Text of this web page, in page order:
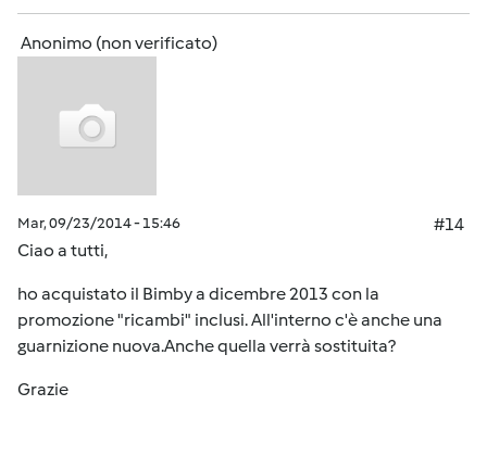
Anonimo (non verificato)
Mar, 09/23/2014 - 15:46
#14
Ciao a tutti,
ho acquistato il Bimby a dicembre 2013 con la
promozione "ricambi" inclusi. All'interno c'è anche una
guarnizione nuova.Anche quella verrà sostituita?
Grazie